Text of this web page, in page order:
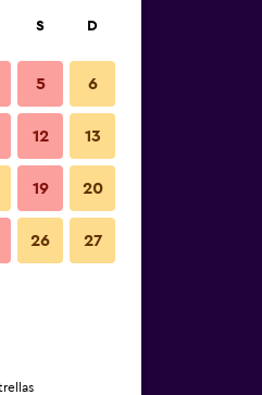
S D
5 6
12 13
19 20
26 27